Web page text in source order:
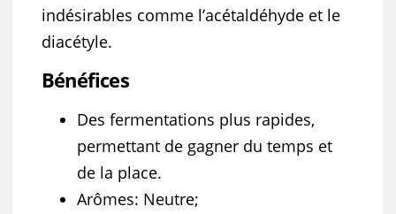
indésirables comme l’acétaldéhyde et le
diacétyle.
Bénéfices
Des fermentations plus rapides,
permettant de gagner du temps et
de la place.
Arômes: Neutre;